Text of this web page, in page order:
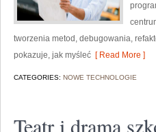
tworzenia metod, debugowania,
pokazuje, jak myśleć [ Read More ]
CATEGORIES: NOWE TECHNOLOGIE
Teatr i drama